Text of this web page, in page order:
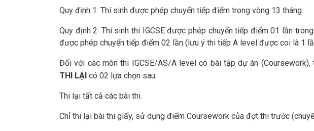
Quy định 1: Thí sinh được phép chuyển tiếp điểm trong vòng 13 tháng.
Quy định 2: Thí sinh thi IGCSE được phép chuyển tiếp điểm 01 lần
được phép chuyển tiếp điểm 02 lần (lưu ý thi tiếp A level được coi là 1
Đối với các môn thi IGCSE/AS/A level có bài tập dự án
THI LẠI có 02 lựa chọn sau:
Thi lại tất cả các bài thi.
Chỉ thi lại bài thi giấy, sử dụng điểm Coursework của đợt thi trước